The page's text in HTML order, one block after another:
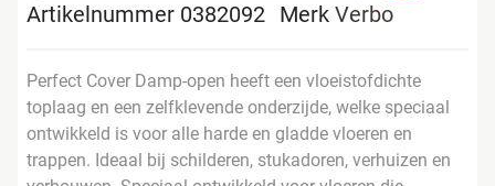
Artikelnummer 0382092 Merk Verbo
Perfect Cover Damp-open heeft een vloeistofdichte
toplaag en een zelfklevende onderzijde, welke speciaal
ontwikkeld is voor alle harde en gladde vloeren en
trappen. Ideaal bij schilderen, stukadoren, verhuizen en